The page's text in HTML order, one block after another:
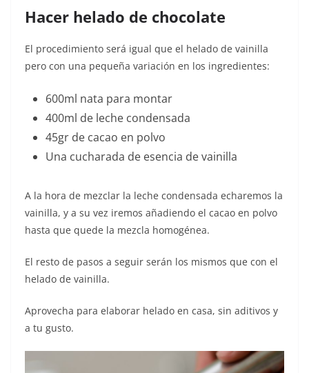
Hacer helado de chocolate
El procedimiento será igual que el helado de vainilla
pero con una pequeña variación en los ingredientes:
600ml nata para montar
400ml de leche condensada
45gr de cacao en polvo
Una cucharada de esencia de vainilla
A la hora de mezclar la leche condensada echaremos la
vainilla, y a su vez iremos añadiendo el cacao en polvo
hasta que quede la mezcla homogénea.
El resto de pasos a seguir serán los mismos que con el
helado de vainilla.
Aprovecha para elaborar helado en casa, sin aditivos y
a tu gusto.